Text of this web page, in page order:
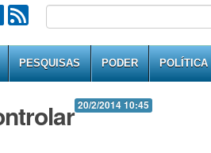
PESQUISAS PODER POLÍTICA
20/2/2014 10:45